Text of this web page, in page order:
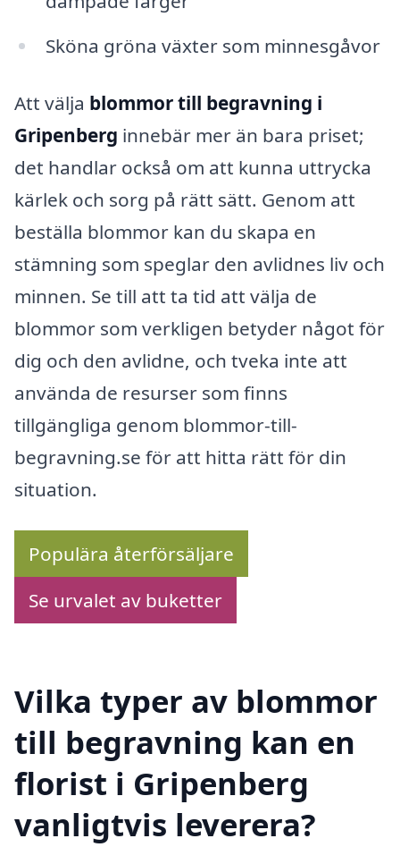
Sköna gröna växter som minnesgåvor
Att välja blommor till begravning i
Gripenberg innebär mer än bara priset;
det handlar också om att kunna uttrycka
kärlek och sorg på rätt sätt. Genom att
beställa blommor kan du skapa en
stämning som speglar den avlidnes liv och
minnen. Se till att ta tid att välja de
blommor som verkligen betyder något för
dig och den avlidne, och tveka inte att
använda de resurser som finns
tillgängliga genom blommor-till-
begravning.se för att hitta rätt för din
situation.
Populära återförsäljare
Se urvalet av buketter
Vilka typer av blommor
till begravning kan en
florist i Gripenberg
vanligtvis leverera?